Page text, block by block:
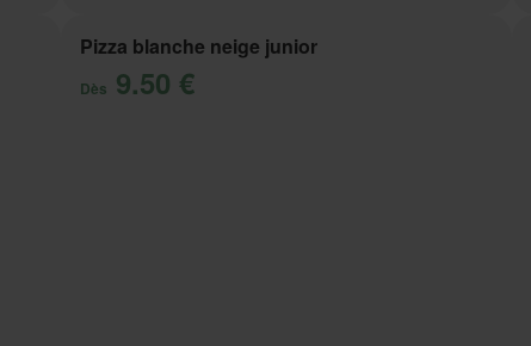
Pizza blanche neige junior
Dès 9.50 €